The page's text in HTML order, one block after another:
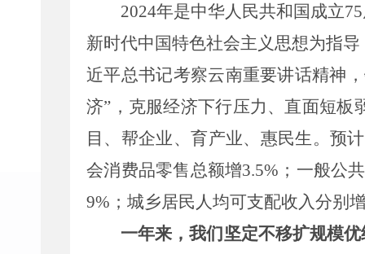
2024年是中华人民共和国成立75
新时代中国特色社会主义思想为指导
近平总书记考察云南重要讲话精神，
济” ， 克服经济下行压力、直面短板
目、帮企业、育产业、 惠民生。预
会消费品零售总额增3.5% ；一般公
9% ；城乡居民人均可支配收入分别
一年来，我们坚定不移扩规模